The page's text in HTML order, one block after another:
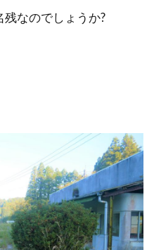
なのでしょうか?